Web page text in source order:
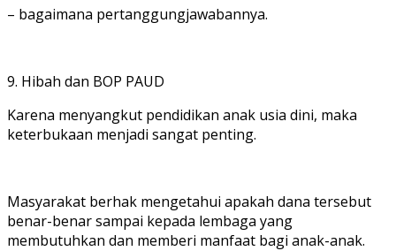
– bagaimana pertanggungjawabannya.
9. Hibah dan BOP PAUD
Karena menyangkut pendidikan anak usia dini, maka
keterbukaan menjadi sangat penting.
Masyarakat berhak mengetahui apakah dana tersebut
benar-benar sampai kepada lembaga yang
membutuhkan dan memberi manfaat bagi anak-anak.